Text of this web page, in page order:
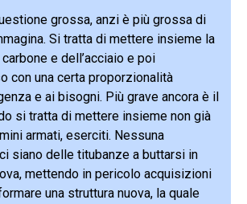
grossa, anzi è più grossa di
Si tratta di mettere insieme la
e dell’acciaio e poi
con una certa proporzionalità
e ai bisogni. Più grave ancora è il
si tratta di mettere insieme non già
armati, eserciti. Nessuna
siano delle titubanze a buttarsi in
mettendo in pericolo acquisizioni
una struttura nuova, la quale